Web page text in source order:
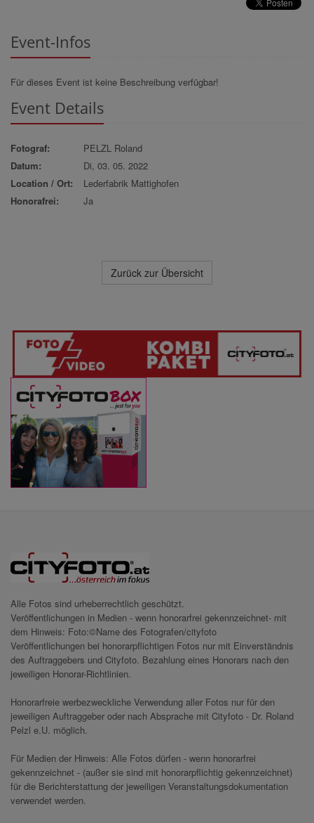
Event-Infos
Für dieses Event ist keine Beschreibung verfügbar!
Event Details
Fotograf:
PELZL Roland
Datum:
Di, 03. 05. 2022
Location / Ort:
Lederfabrik Mattighofen
Honorafrei:
Ja
Zurück zur Übersicht
Alle Fotos sind urheberrechtlich geschützt.
Veröffentlichungen in Medien - wenn honorarfrei gekennzeichnet- mit
dem Hinweis: Foto:©Name des Fotografen/cityfoto
Veröffentlichungen bei honorarpflichtigen Fotos nur mit Einverständnis
des Auftraggebers und Cityfoto. Bezahlung eines Honorars nach den
jeweiligen Honorar-Richtlinien.
Honorarfreie werbezweckliche Verwendung aller Fotos nur für den
jeweiligen Auftraggeber oder nach Absprache mit Cityfoto - Dr. Roland
Pelzl e.U. möglich.
Für Medien der Hinweis: Alle Fotos dürfen - wenn honorarfrei
gekennzeichnet - (außer sie sind mit honorarpflichtig gekennzeichnet)
für die Berichterstattung der jeweiligen Veranstaltungsdokumentation
verwendet werden.